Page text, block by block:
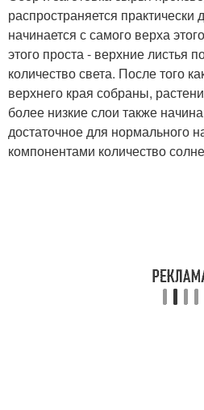
распространяется
начинается с самого верха
этого проста - верхние листья
количество света. После того
верхнего края собраны,
более низкие слои также
достаточное для нормального
компонентами количество